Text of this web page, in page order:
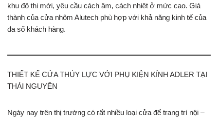
khu đô thị mới, yêu cầu cách âm, cách nhiệt ở mức cao. Giá
thành của cửa nhôm Alutech phù hợp với khả năng kinh tế của
đa số khách hàng.
THIẾT KẾ CỬA THỦY LỰC VỚI PHỤ KIỆN KÍNH ADLER TẠI
THÁI NGUYÊN
Ngày nay trên thị trường có rất nhiều loại cửa để trang trí nội –